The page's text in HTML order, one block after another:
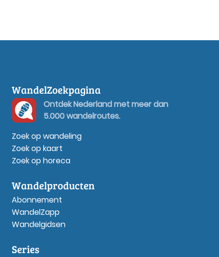
WandelZoekpagina
Ontdek Nederland met meer dan
5.000 wandelroutes.
Zoek op wandeling
Zoek op kaart
Zoek op horeca
Wandelproducten
Abonnement
WandelZapp
Wandelgidsen
Series